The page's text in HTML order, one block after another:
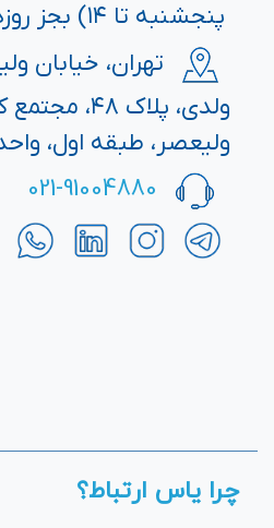
پنجشنبه تا ۱۴) بجز روزهای تعطیل
تهران، خیابان
ولدی، پلاک ۴۸،
ولیعصر، طبقه اول، واحد
021-91004880
چرا یاس ارتباط؟